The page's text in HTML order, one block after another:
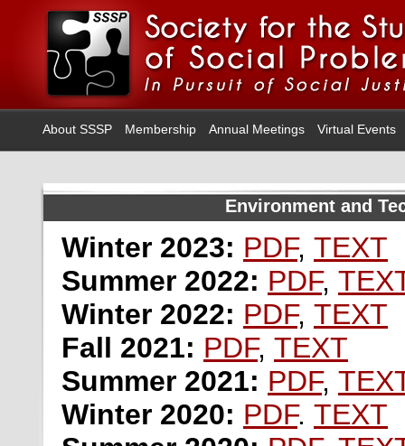
About SSSP Membership Annual Meetings Virtual Events
Environment and
Winter 2023: PDF, TEXT
Summer 2022: PDF,
Winter 2022: PDF, TEXT
Fall 2021: PDF, TEXT
Summer 2021: PDF,
Winter 2020: PDF. TEXT